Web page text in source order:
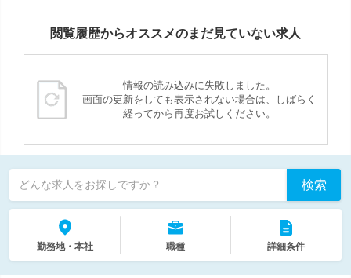
閲覧履歴からオススメのまだ見ていない求人
情報の読み込みに失敗しました。
画面の更新をしても表示されない場合は、しばらく
経ってから再度お試しください。
どんな求人をお探しですか？ 検索
勤務地・本社 職種 詳細条件